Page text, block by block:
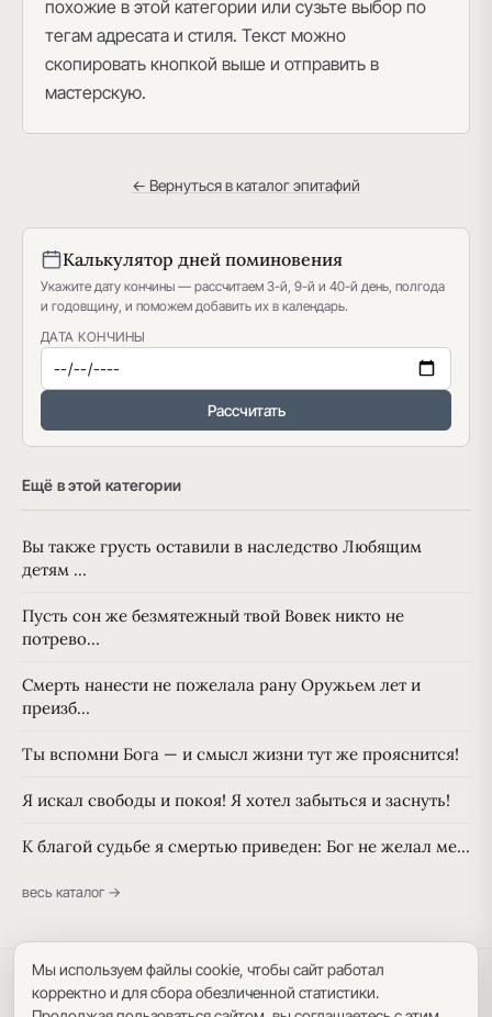
похожие в этой категории или сузьте выбор по
тегам адресата и стиля. Текст можно
скопировать кнопкой выше и отправить в
мастерскую.
← Вернуться в каталог эпитафий
Калькулятор дней поминовения
Укажите дату кончины — рассчитаем 3-й, 9-й и 40-й день, полгода
и годовщину, и поможем добавить их в календарь.
ДАТА КОНЧИНЫ
Рассчитать
Ещё в этой категории
Вы также грусть оставили в наследство Любящим
детям …
Пусть сон же безмятежный твой Вовек никто не
потрево…
Смерть нанести не пожелала рану Оружьем лет и
преизб…
Ты вспомни Бога — и смысл жизни тут же прояснится!
Я искал свободы и покоя! Я хотел забыться и заснуть!
К благой судьбе я смертью приведен: Бог не желал ме…
весь каталог →
Политика конфиденциальности Пользовательское соглашение
Карта сайта
Мы используем файлы cookie, чтобы сайт работал
корректно и для сбора обезличенной статистики.